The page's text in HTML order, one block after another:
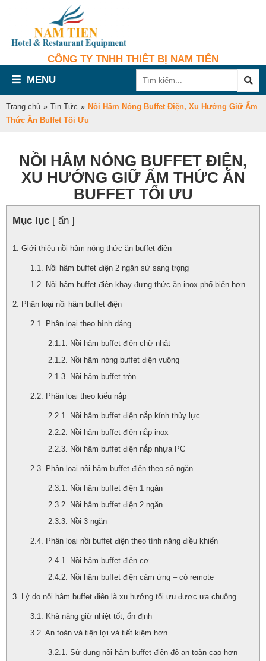
CÔNG TY TNHH THIẾT BỊ NAM TIẾN
MENU
Trang chủ » Tin Tức » Nồi Hâm Nóng Buffet Điện, Xu Hướng Giữ Ấm
Thức Ăn Buffet Tối Ưu
NỒI HÂM NÓNG BUFFET ĐIỆN,
XU HƯỚNG GIỮ ẤM THỨC ĂN
BUFFET TỐI ƯU
Mục lục [ ẩn ]
Giới thiệu nồi hâm nóng thức ăn buffet điện
Nồi hâm buffet điện 2 ngăn sứ sang trọng
Nồi hâm buffet điện khay đựng thức ăn inox phổ biến hơn
Phân loại nồi hâm buffet điện
Phân loại theo hình dáng
Nồi hâm buffet điện chữ nhật
Nồi hâm nóng buffet điện vuông
Nồi hâm buffet tròn
Phân loại theo kiểu nắp
Nồi hâm buffet điện nắp kính thủy lực
Nồi hâm buffet điện nắp inox
Nồi hâm buffet điện nắp nhựa PC
Phân loại nồi hâm buffet điện theo số ngăn
Nồi hâm buffet điện 1 ngăn
Nồi hâm buffet điện 2 ngăn
Nồi 3 ngăn
Phân loại nồi buffet điện theo tính năng điều khiển
Nồi hâm buffet điện cơ
Nồi hâm buffet điện cảm ứng – có remote
Lý do nồi hâm buffet điện là xu hướng tối ưu được ưa chuộng
Khả năng giữ nhiệt tốt, ổn định
An toàn và tiện lợi và tiết kiệm hơn
Sử dụng nồi hâm buffet điện độ an toàn cao hơn